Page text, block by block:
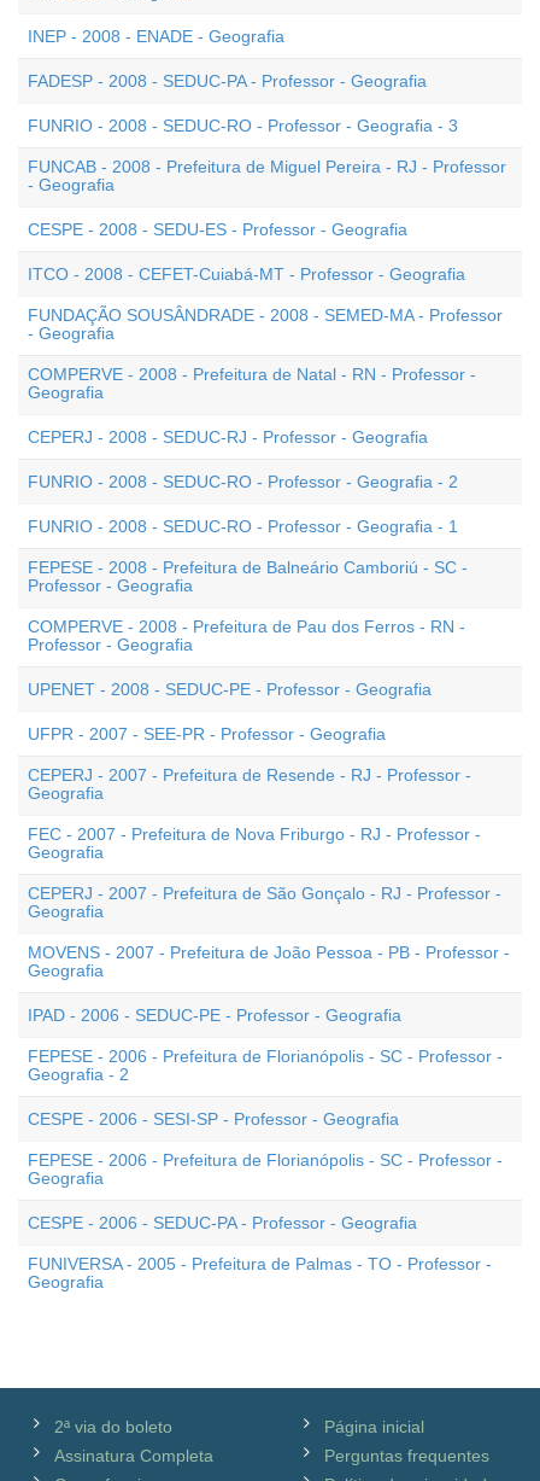
INEP - 2008 - ENADE - Geografia
FADESP - 2008 - SEDUC-PA - Professor - Geografia
FUNRIO - 2008 - SEDUC-RO - Professor - Geografia - 3
FUNCAB - 2008 - Prefeitura de Miguel Pereira - RJ - Professor
- Geografia
CESPE - 2008 - SEDU-ES - Professor - Geografia
ITCO - 2008 - CEFET-Cuiabá-MT - Professor - Geografia
FUNDAÇÃO SOUSÂNDRADE - 2008 - SEMED-MA - Professor
- Geografia
COMPERVE - 2008 - Prefeitura de Natal - RN - Professor -
Geografia
CEPERJ - 2008 - SEDUC-RJ - Professor - Geografia
FUNRIO - 2008 - SEDUC-RO - Professor - Geografia - 2
FUNRIO - 2008 - SEDUC-RO - Professor - Geografia - 1
FEPESE - 2008 - Prefeitura de Balneário Camboriú - SC -
Professor - Geografia
COMPERVE - 2008 - Prefeitura de Pau dos Ferros - RN -
Professor - Geografia
UPENET - 2008 - SEDUC-PE - Professor - Geografia
UFPR - 2007 - SEE-PR - Professor - Geografia
CEPERJ - 2007 - Prefeitura de Resende - RJ - Professor -
Geografia
FEC - 2007 - Prefeitura de Nova Friburgo - RJ - Professor -
Geografia
CEPERJ - 2007 - Prefeitura de São Gonçalo - RJ - Professor -
Geografia
MOVENS - 2007 - Prefeitura de João Pessoa - PB - Professor -
Geografia
IPAD - 2006 - SEDUC-PE - Professor - Geografia
FEPESE - 2006 - Prefeitura de Florianópolis - SC - Professor -
Geografia - 2
CESPE - 2006 - SESI-SP - Professor - Geografia
FEPESE - 2006 - Prefeitura de Florianópolis - SC - Professor -
Geografia
CESPE - 2006 - SEDUC-PA - Professor - Geografia
FUNIVERSA - 2005 - Prefeitura de Palmas - TO - Professor -
Geografia
2ª via do boleto
Assinatura Completa
Página inicial
Perguntas frequentes